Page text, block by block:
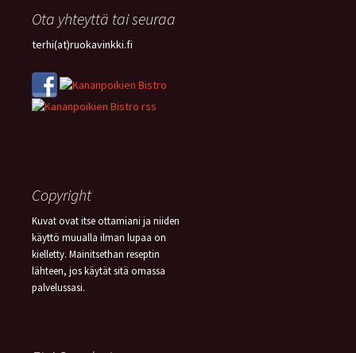
Ota yhteyttä tai seuraa
terhi(at)ruokavinkki.fi
Copyright
Kuvat ovat itse ottamiani ja niiden
käyttö muualla ilman lupaa on
kielletty. Mainitsethan reseptin
lähteen, jos käytät sitä omassa
palvelussasi.